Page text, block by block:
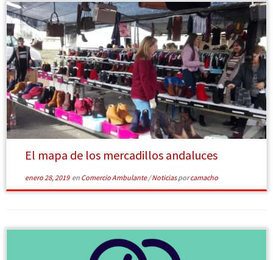
El mapa de los mercadillos andaluces
enero 28, 2019en Comercio Ambulante/Noticiasporcamacho